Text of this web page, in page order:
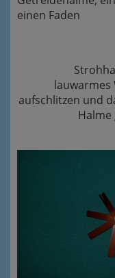
einen Faden
lauwarmes
aufschlitzen und